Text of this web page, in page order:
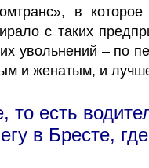
в
с таких
увольнений – по
и женатым, и
есть
в Бресте,